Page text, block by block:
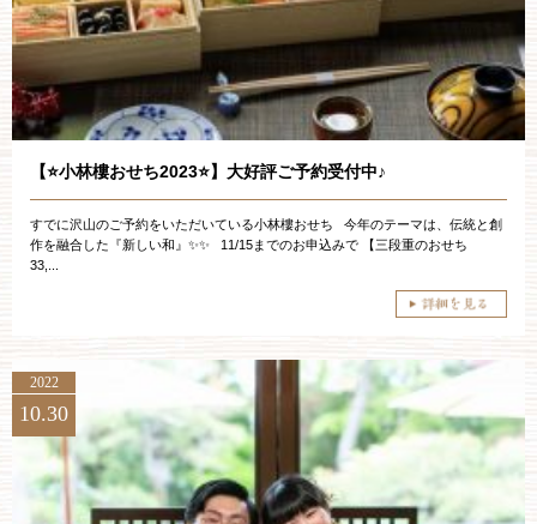
ブライダルフェア
見学予約
資料請求
小林楼の結婚式
おもてなし
レストラン＆パーティー
【⭐️小林樓おせち2023⭐️】大好評ご予約受付中♪
すでに沢山のご予約をいただいている小林樓おせち 今年のテーマは、伝統と創
作を融合した『新しい和』✨✨ 11/15までのお申込みで 【三段重のおせち
33,...
2022
10.30